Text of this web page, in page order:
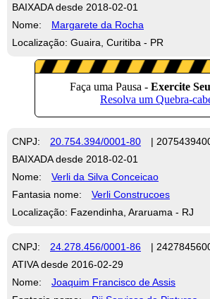
BAIXADA desde 2018-02-01
Nome:
Margarete da Rocha
Localização: Guaira, Curitiba - PR
CNPJ: 20.754.394/0001-80
|
BAIXADA desde 2018-02-01
Nome:
Verli da Silva Conceicao
Fantasia nome:
Verli Construcoes
Localização: Fazendinha, Araruama - RJ
CNPJ: 24.278.456/0001-86
|
ATIVA desde 2016-02-29
Nome:
Joaquim Francisco de Assis